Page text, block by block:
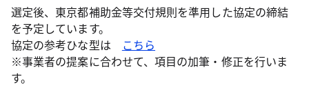
選定後、東京都補助金等交付規則を準用した協定の締結
を予定しています。
協定の参考ひな型は こちら
※事業者の提案に合わせて、項目の加筆・修正を行いま
す。